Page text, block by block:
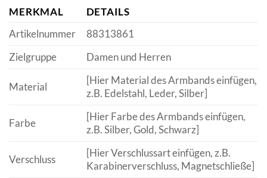
MERKMAL
DETAILS
Artikelnummer
88313861
Zielgruppe
Damen und Herren
Material
[Hier Material des Armbands einfügen,
z.B. Edelstahl, Leder, Silber]
Farbe
[Hier Farbe des Armbands einfügen,
z.B. Silber, Gold, Schwarz]
Verschluss
[Hier Verschlussart einfügen, z.B.
Karabinerverschluss, Magnetschließe]